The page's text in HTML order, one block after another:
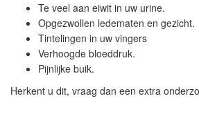
Te veel aan eiwit in uw urine.
Opgezwollen ledematen en gezicht.
Tintelingen in uw vingers
Verhoogde bloeddruk.
Pijnlijke buik.
Herkent u dit, vraag dan een extra